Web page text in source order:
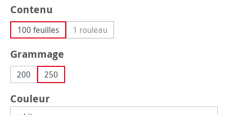
Sélectionnez
Contenu
100 feuilles 1 rouleau(Cette option n'est pas disponible pour le
Sélectionnez
Grammage
200 250
Sélectionnez
Couleur